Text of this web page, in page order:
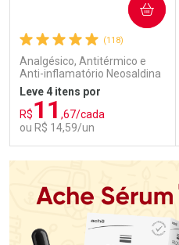
(118)
Analgésico, Antitérmico e
Anti-inflamatório Neosaldina
30mg + 300mg + 30mg 10
Drágeas
Leve 4 itens por
R$11 ,67/cada
ou R$ 14,59/un
COMPRAR
Laboratório
Por Menos